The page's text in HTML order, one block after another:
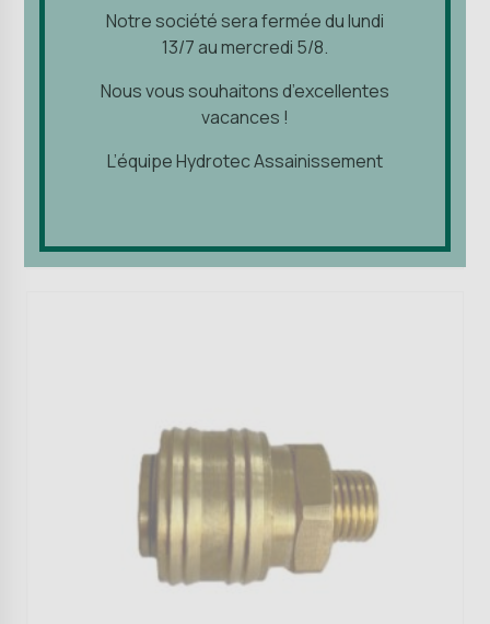
Bouchons anti-
reflux
Notre société sera fermée du lundi
13/7 au mercredi 5/8.
Nous vous souhaitons d’excellentes
vacances !
L’équipe Hydrotec Assainissement
Notre société sera fermée du lundi
13/7 au mercredi 5/8.
Nous vous souhaitons d’excellentes
vacances !
L’équipe Hydrotec Assainissement